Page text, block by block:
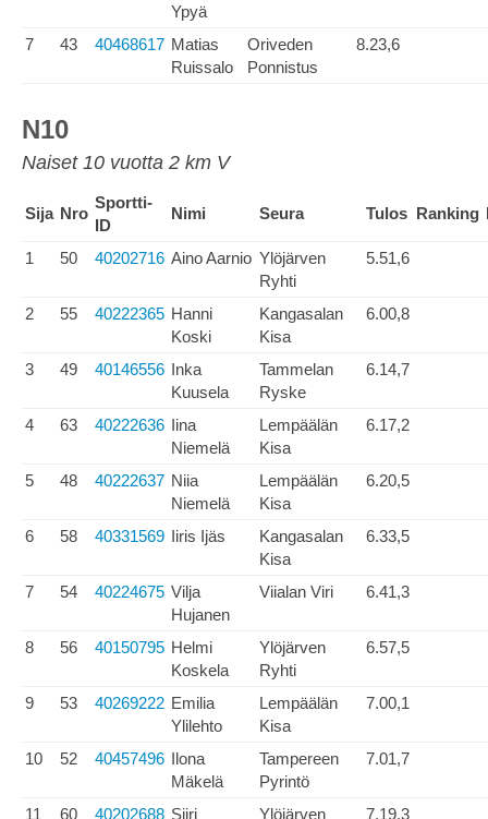
Ypyä
7 43 40468617 Matias
Ruissalo
Oriveden
Ponnistus
8.23,6
N10
Naiset 10 vuotta 2 km V
Sija Nro
Sportti-
ID
Nimi Seura Tulos Ranking
1 50 40202716 Aino Aarnio Ylöjärven
Ryhti
5.51,6
2 55 40222365 Hanni
Koski
Kangasalan
Kisa
6.00,8
3 49 40146556 Inka
Kuusela
Tammelan
Ryske
6.14,7
4 63 40222636 Iina
Niemelä
Lempäälän
Kisa
6.17,2
5 48 40222637 Niia
Niemelä
Lempäälän
Kisa
6.20,5
6 58 40331569 Iiris Ijäs
Kangasalan
Kisa
6.33,5
7 54 40224675 Vilja
Hujanen
Viialan Viri 6.41,3
8 56 40150795 Helmi
Koskela
Ylöjärven
Ryhti
6.57,5
9 53 40269222 Emilia
Ylilehto
Lempäälän
Kisa
7.00,1
10 52 40457496 Ilona
Mäkelä
Tampereen
Pyrintö
7.01,7
11 60 40202688 Siiri Ylöjärven 7.19,3